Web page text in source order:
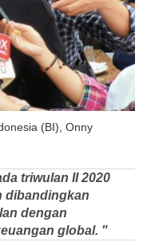
(BI), Onny
triwulan II 2020
dibandingkan
dengan
global. "